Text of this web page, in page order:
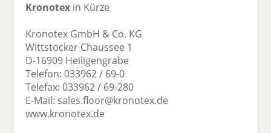
Kronotex in Kürze
Kronotex GmbH & Co. KG
Wittstocker Chaussee 1
D-16909 Heiligengrabe
Telefon: 033962 / 69-0
Telefax: 033962 / 69-280
E-Mail: sales.floor@kronotex.de
www.kronotex.de